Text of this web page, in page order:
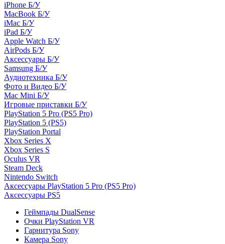
iPhone Б/У
MacBook Б/У
iMac Б/У
iPad Б/У
Apple Watch Б/У
AirPods Б/У
Аксессуары Б/У
Samsung Б/У
Аудиотехника Б/У
Фото и Видео Б/У
Mac Mini Б/У
Игровые приставки Б/У
PlayStation 5 Pro (PS5 Pro)
PlayStation 5 (PS5)
PlayStation Portal
Xbox Series X
Xbox Series S
Oculus VR
Steam Deck
Nintendo Switch
Аксессуары PlayStation 5 Pro (PS5 Pro)
Аксессуары PS5
Геймпады DualSense
Очки PlayStation VR
Гарнитура Sony
Камера Sony